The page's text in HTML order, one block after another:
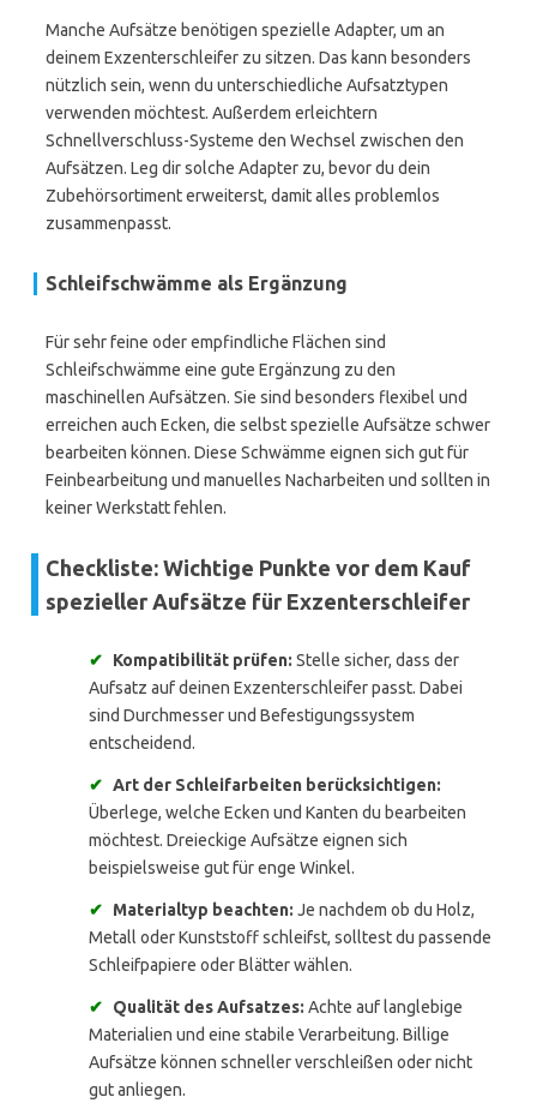
Manche Aufsätze benötigen spezielle Adapter, um an
deinem Exzenterschleifer zu sitzen. Das kann besonders
nützlich sein, wenn du unterschiedliche Aufsatztypen
verwenden möchtest. Außerdem erleichtern
Schnellverschluss-Systeme den Wechsel zwischen den
Aufsätzen. Leg dir solche Adapter zu, bevor du dein
Zubehörsortiment erweiterst, damit alles problemlos
zusammenpasst.
Schleifschwämme als Ergänzung
Für sehr feine oder empfindliche Flächen sind
Schleifschwämme eine gute Ergänzung zu den
maschinellen Aufsätzen. Sie sind besonders flexibel und
erreichen auch Ecken, die selbst spezielle Aufsätze schwer
bearbeiten können. Diese Schwämme eignen sich gut für
Feinbearbeitung und manuelles Nacharbeiten und sollten in
keiner Werkstatt fehlen.
Checkliste: Wichtige Punkte vor dem Kauf
spezieller Aufsätze für Exzenterschleifer
✔ Kompatibilität prüfen: Stelle sicher, dass der
Aufsatz auf deinen Exzenterschleifer passt. Dabei
sind Durchmesser und Befestigungssystem
entscheidend.
✔ Art der Schleifarbeiten berücksichtigen:
Überlege, welche Ecken und Kanten du bearbeiten
möchtest. Dreieckige Aufsätze eignen sich
beispielsweise gut für enge Winkel.
✔ Materialtyp beachten: Je nachdem ob du Holz,
Metall oder Kunststoff schleifst, solltest du passende
Schleifpapiere oder Blätter wählen.
✔ Qualität des Aufsatzes: Achte auf langlebige
Materialien und eine stabile Verarbeitung. Billige
Aufsätze können schneller verschleißen oder nicht
gut anliegen.